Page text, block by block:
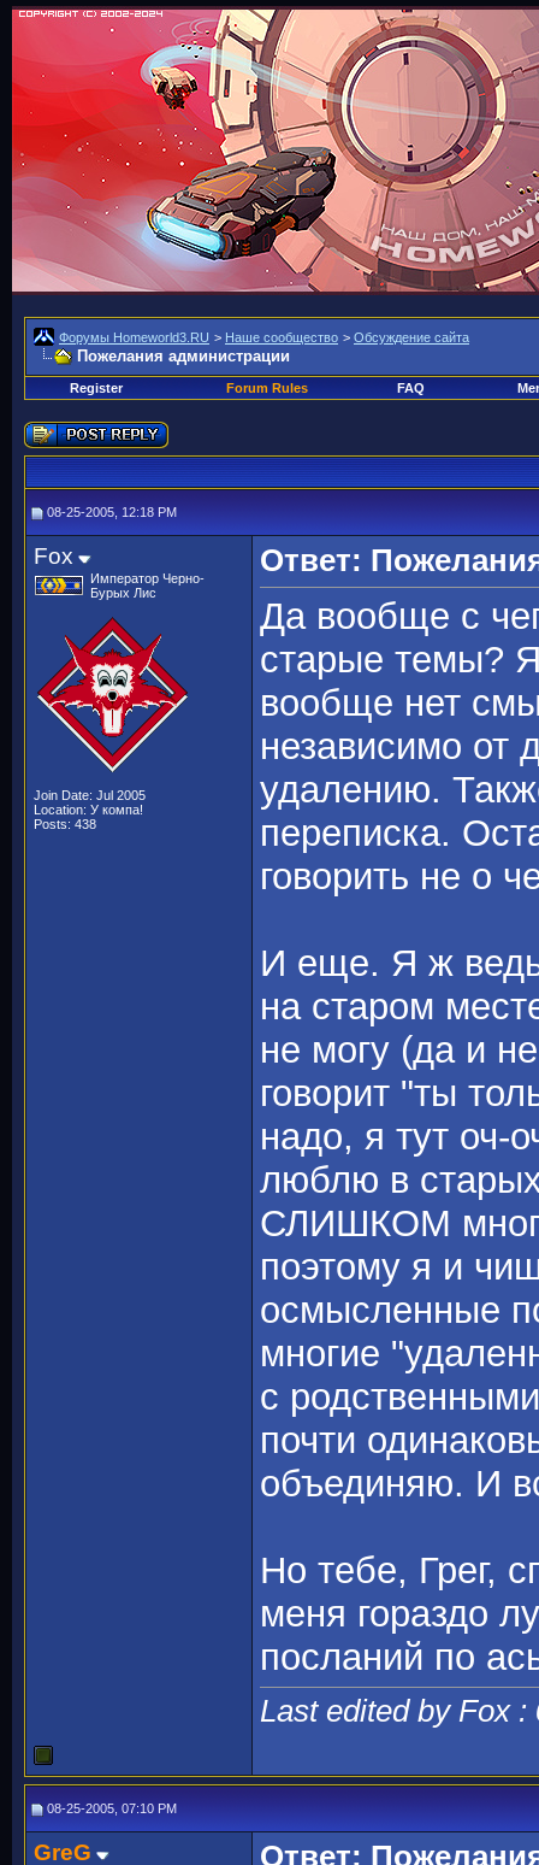
Форумы Homeworld3.RU > Наше сообщество > Обсуждение сайта
Пожелания администрации
Register Forum Rules FAQ
08-25-2005, 12:18 PM
Fox
Император Черно-
Бурых Лис
Join Date: Jul 2005
Location: У компа!
Posts: 438
Ответ:
Да вообще с
старые темы?
вообще нет
независимо от
удалению.
переписка.
говорить не о
И еще. Я ж
на старом
не могу (да и
говорит "ты
надо, я тут оч-
люблю в
СЛИШКОМ
поэтому я и
осмысленные
многие
с
почти
объединяю. И
Но тебе, Грег,
меня гораздо
посланий по
Last edited by Fox
08-25-2005, 07:10 PM
GreG Ответ: